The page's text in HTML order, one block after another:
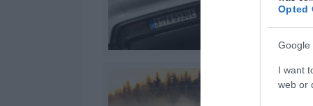
Opted
Google
I want
web or